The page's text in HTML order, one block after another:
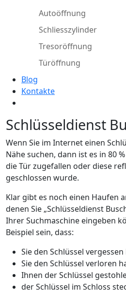
Autoöffnung
Schliesszylinder
Tresoröffnung
Türöffnung
Blog
Kontakte
Schlüsseldienst
Wenn Sie im Internet einen
Nähe suchen, dann ist es in 80
die Tür zugefallen oder diese
geschlossen wurde.
Klar gibt es noch einen Haufen
denen Sie „Schlüsseldienst
Ihrer Suchmaschine eingeben
Beispiel sein, dass:
Sie den Schlüssel vergessen
Sie den Schlüssel verloren
Ihnen der Schlüssel
der Schlüssel im Schloss